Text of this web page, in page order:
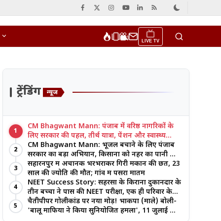
LIVE TV
ट्रेंडिंग न्यूज
1
CM Bhagwant Mann: पंजाब में वरिष्ठ नागरिकों के
लिए सरकार की पहल, तीर्थ यात्रा, पेंशन और स्वास्थ्य
सुविधाओं पर जोर
2
CM Bhagwant Mann: भूजल बचाने के लिए पंजाब
सरकार का बड़ा अभियान, किसानों को नहर का पानी और
आधुनिक खेती का मिल रहा लाभ
3
सहारनपुर में अचानक भरभराकर गिरी मकान की छत, 23
साल की ज्योति की मौत; गांव में पसरा मातम
4
NEET Success Story: सहरसा के किराना दुकानदार के
तीन बच्चों ने पास की NEET परीक्षा, एक ही परिवार के
तीन भाई-बहनों ने रचा इतिहास
5
चैतीपीपर गोलीकांड पर नया मोड़! भाकपा (माले) बोली-
'बालू माफिया ने किया सुनियोजित हमला', 11 जुलाई को